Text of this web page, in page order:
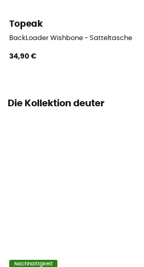
Sattel
Topeak
BackLoader Wishbone - Satteltasche
34,90 €
Die Kollektion deuter
Nachhaltigkeit